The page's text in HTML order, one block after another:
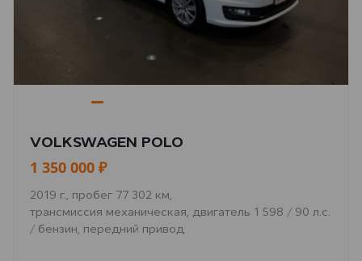
VOLKSWAGEN POLO
1 350 000 ₽
2019 г., пробег 77 302 км,
трансмиссия механическая, двигатель 1 598 / 90 л.с.
/ бензин, передний привод